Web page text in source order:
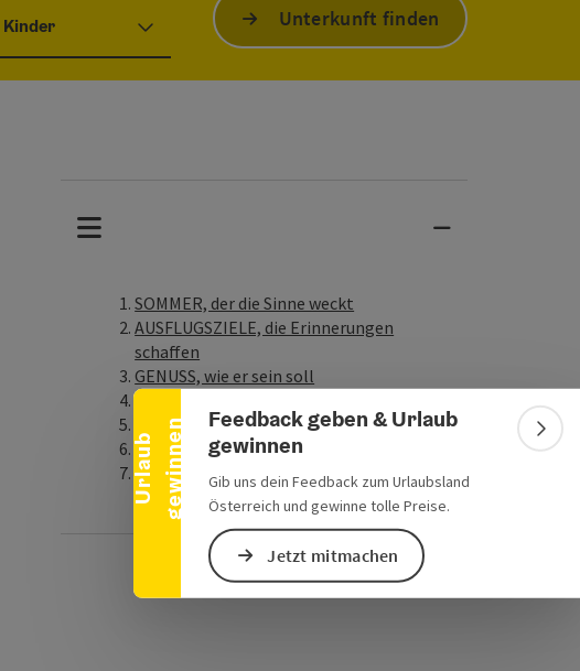
U
r
l
a
u
b
g
e
w
i
n
n
e n
Banner einklappen
Feedback geben & Urlaub
gewinnen
Gib uns dein Feedback zum Urlaubsland
Österreich und gewinne tolle Preise.
Jetzt mitmachen
Kinder Unterkunft finden
SOMMER, der die Sinne weckt
AUSFLUGSZIELE, die Erinnerungen
schaffen
GENUSS, wie er sein soll
Veranstaltungskalender & Top Themen
Reiseangebote, Pauschalen & Specials
360°-Panorama-Tour
Webcams in der Region Attersee-
Attergau